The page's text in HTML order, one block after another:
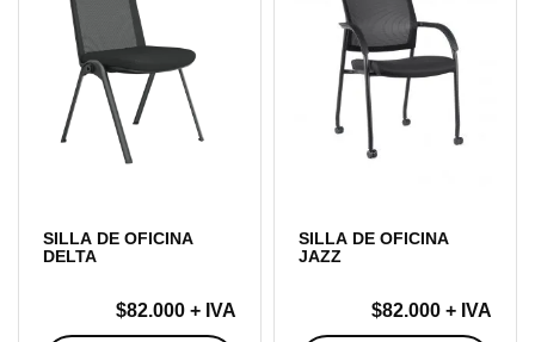
SILLA DE OFICINA
DELTA
$82.000 + IVA
SILLA DE OFICINA
JAZZ
$82.000 + IVA